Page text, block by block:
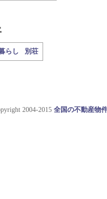
らし 別荘
2004-2015 全国の不動産物